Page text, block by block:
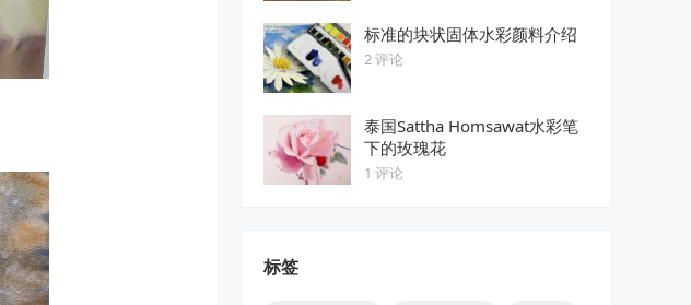
标准的块状固体水彩颜料介绍
2 评论
泰国Sattha Homsawat水彩笔
下的玫瑰花
1 评论
标签